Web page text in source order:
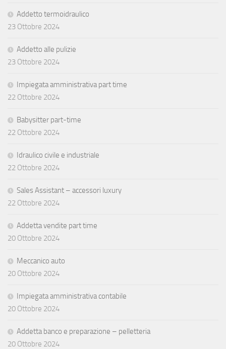
Addetto termoidraulico
23 Ottobre 2024
Addetto alle pulizie
23 Ottobre 2024
Impiegata amministrativa part time
22 Ottobre 2024
Babysitter part-time
22 Ottobre 2024
Idraulico civile e industriale
22 Ottobre 2024
Sales Assistant – accessori luxury
22 Ottobre 2024
Addetta vendite part time
20 Ottobre 2024
Meccanico auto
20 Ottobre 2024
Impiegata amministrativa contabile
20 Ottobre 2024
Addetta banco e preparazione – pelletteria
20 Ottobre 2024